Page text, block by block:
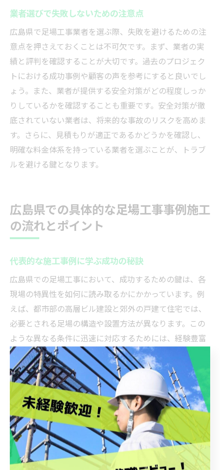
業者選びで失敗しないための注意点
広島県で足場工事業者を選ぶ際、失敗を避けるための注
意点を押さえておくことは不可欠です。まず、業者の実
績と評判を確認することが大切です。過去のプロジェク
トにおける成功事例や顧客の声を参考にすると良いでし
ょう。また、業者が提供する安全対策がどの程度しっか
りしているかを確認することも重要です。安全対策が徹
底されていない業者は、将来的な事故のリスクを高めま
す。さらに、見積もりが適正であるかどうかを確認し、
明確な料金体系を持っている業者を選ぶことが、トラブ
ルを避ける鍵となります。
広島県での具体的な足場工事事例施工
の流れとポイント
代表的な施工事例に学ぶ成功の秘訣
広島県での足場工事において、成功するための鍵は、各
現場の特異性を如何に読み取るかにかかっています。例
えば、都市部の高層ビル建設と郊外の戸建て住宅では、
必要とされる足場の構造や設置方法が異なります。この
ような異なる条件に迅速に対応するためには、経験豊富
なスタッフの知識と技術が不可欠です。また、地域の条
例や気候条件にも注目し、適切な資材の選定や施工スケ
ジュールの調整を行うことで、安全性と効率性を両立さ
せることが成功の秘訣と言えるでしょう。加えて、過去
の施工事例から学ぶことで、新たなプロジェクトでも柔
軟かつ迅速な対応が可能となり、顧客満足度の向上につ
ながります。